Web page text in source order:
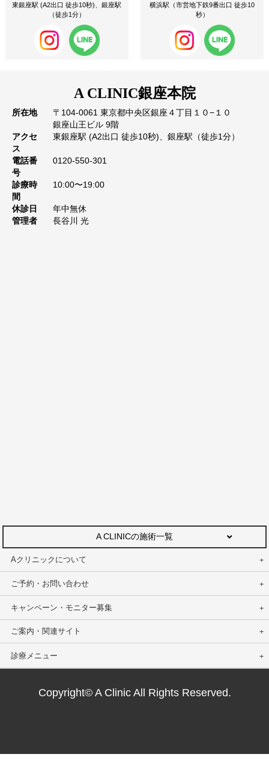
東銀座駅 (A2出口 徒歩10秒)、銀座駅
（徒歩1分）
横浜駅（市営地下鉄9番出口 徒歩10
秒）
A CLINIC銀座本院
所在地
〒104-0061 東京都中央区銀座４丁目１０−１０
銀座山王ビル 9階
アクセ
ス
東銀座駅 (A2出口 徒歩10秒)、銀座駅（徒歩1分）
電話番
号
0120-550-301
診療時
間
10:00〜19:00
休診日
年中無休
管理者
長谷川 光
A CLINICの施術一覧
Aクリニックについて
ご予約・お問い合わせ
キャンペーン・モニター募集
ご案内・関連サイト
診療メニュー
Copyright© A Clinic All Rights Reserved.